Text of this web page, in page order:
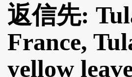
メ
ュ
返信先:
France,
yellow